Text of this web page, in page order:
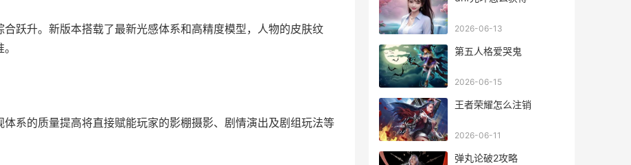
跃升。新版本搭载了最新光感体系和高精度模型，人物的皮肤纹
系的质量提高将直接赋能玩家的影棚摄影、剧情演出及剧组玩法等
2026-06-13
第五人格爱哭鬼
2026-06-15
王者荣耀怎么注销
2026-06-11
弹丸论破2攻略